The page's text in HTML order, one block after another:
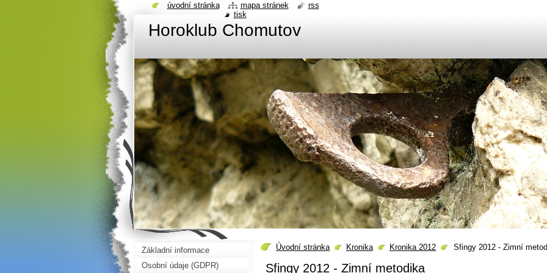
Horoklub Chomutov
Úvodní stránka Kronika Kronika 2012 Sfingy 2012 - Zimní
Sfingy 2012 - Zimní metodika
Základní informace
Osobní údaje (GDPR)
úvodní stránka mapa stránek
rss
tisk